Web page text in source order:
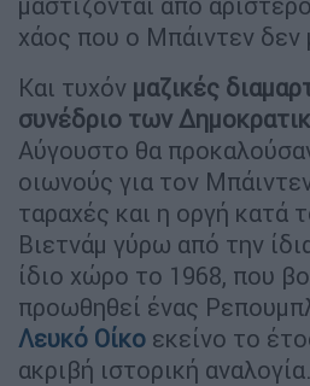
χάος που ο Μπάιντεν δεν
Και τυχόν μαζικές
συνέδριο των
Αύγουστο θα
οιωνούς για τον
ταραχές και η οργή κατά
Βιετνάμ γύρω από την
ίδιο χώρο το 1968, που
προωθηθεί ένας
Λευκό Οίκο εκείνο το
ακριβή ιστορική αναλογία.